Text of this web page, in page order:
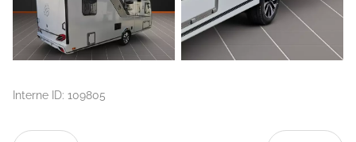
Interne ID: 109805